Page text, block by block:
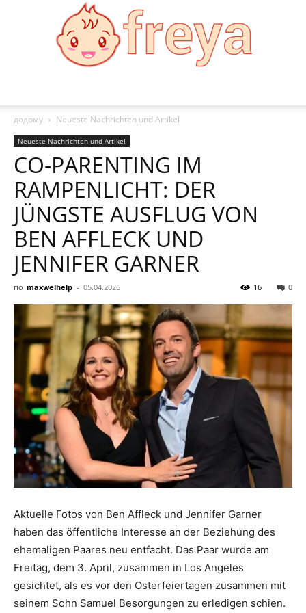
додому
Neueste Nachrichten und Artikel
Neueste Nachrichten und Artikel
CO-PARENTING IM
RAMPENLICHT: DER
JÜNGSTE AUSFLUG VON
BEN AFFLECK UND
JENNIFER GARNER
по maxwelhelp - 05.04.2026 0
16
Aktuelle Fotos von Ben Affleck und Jennifer Garner
haben das öffentliche Interesse an der Beziehung des
ehemaligen Paares neu entfacht. Das Paar wurde am
Freitag, dem 3. April, zusammen in Los Angeles
gesichtet, als es vor den Osterfeiertagen zusammen mit
seinem Sohn Samuel Besorgungen zu erledigen schien.